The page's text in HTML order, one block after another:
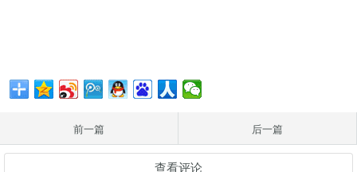
前一篇 后一篇
查看评论